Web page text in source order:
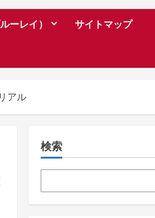
ーレイ） サイトマップ
アル
検索